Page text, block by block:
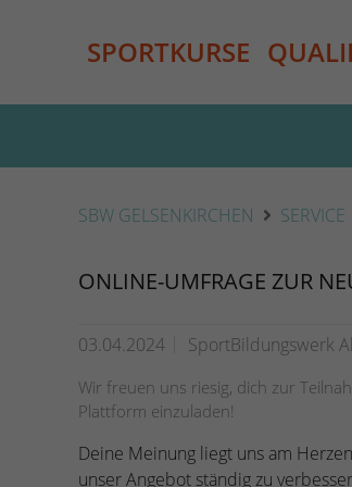
SPORTKURSE
SBW GELSENKIRCHEN SERVICE
ONLINE-UMFRAGE ZUR
03.04.2024 SportBildungswerk
Wir freuen uns riesig, dich zur
Plattform einzuladen!
Deine Meinung liegt uns am
unser Angebot ständig zu